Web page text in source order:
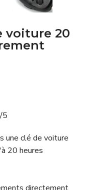
voiture 20
/5
une clé de voiture
20 heures
directement